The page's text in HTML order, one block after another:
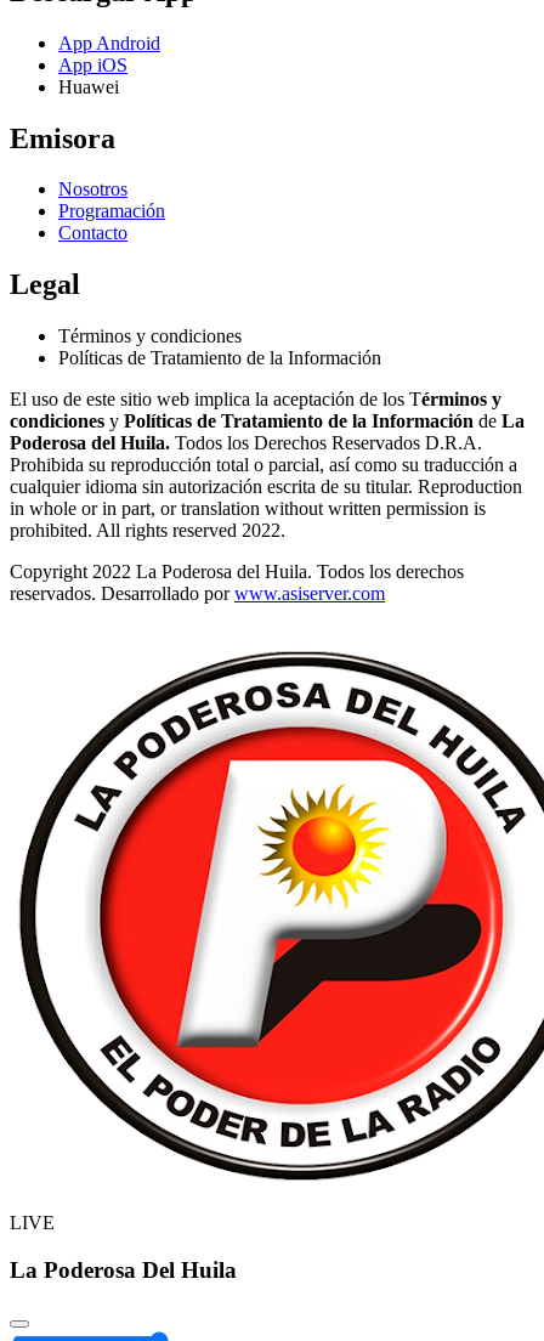
App Android
App iOS
Huawei
Emisora
Nosotros
Programación
Contacto
Legal
Términos y condiciones
Políticas de Tratamiento de la Información
El uso de este sitio web implica la aceptación de los Términos y
condiciones y Políticas de Tratamiento de la Información de La
Poderosa del Huila. Todos los Derechos Reservados D.R.A.
Prohibida su reproducción total o parcial, así como su traducción a
cualquier idioma sin autorización escrita de su titular. Reproduction
in whole or in part, or translation without written permission is
prohibited. All rights reserved 2022.
Copyright 2022 La Poderosa del Huila. Todos los derechos
reservados. Desarrollado porwww.asiserver.com
LIVE
La Poderosa Del Huila